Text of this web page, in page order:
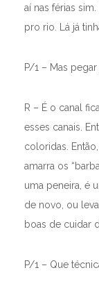
aí nas férias
pro rio. Lá já
P/1 – Mas
R – É o canal
esses canais.
coloridas.
amarra os
uma peneira, é
de novo, ou
boas de cuidar
P/1 – Que